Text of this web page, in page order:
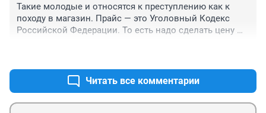
Такие молодые и относятся к преступлению как к
походу в магазин. Прайс — это Уголовный Кодекс
Российской Федерации. То есть надо сделать цену
Читать все комментарии